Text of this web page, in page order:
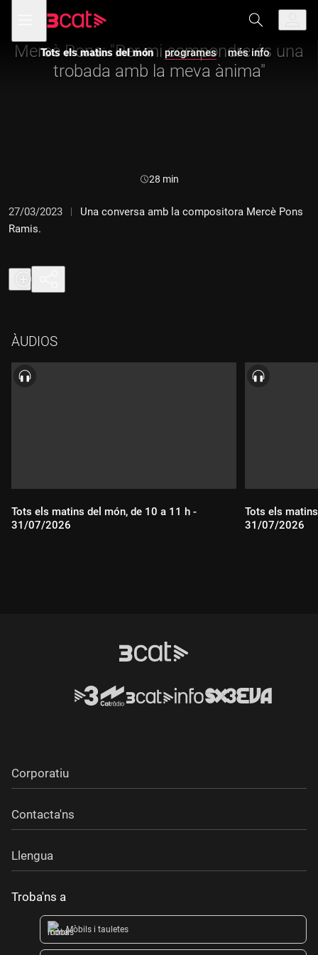
navegació
principal
menú
de
Tots els matins del món programes més info
Tots els matins del món
Mercè Pons: "Per mi compondre és una
trobada amb la meva ànima"
Durada:
28 min
27/03/2023
Una conversa amb la compositora Mercè Pons
Ramis.
ÀUDIOS
Tots els matins del món, de 10 a 11 h -
31/07/2026
Tots els
31/07/2026
Corporatiu
Contacta'ns
Llengua
Troba'ns a
Mòbils i tauletes